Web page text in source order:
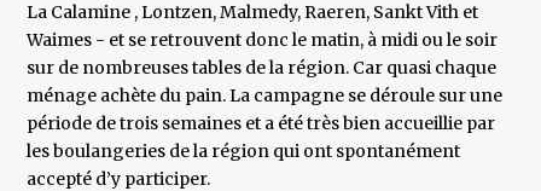
La Calamine , Lontzen, Malmedy, Raeren, Sankt Vith et
Waimes - et se retrouvent donc le matin, à midi ou le soir
sur de nombreuses tables de la région. Car quasi chaque
ménage achète du pain. La campagne se déroule sur une
période de trois semaines et a été très bien accueillie par
les boulangeries de la région qui ont spontanément
accepté d’y participer.